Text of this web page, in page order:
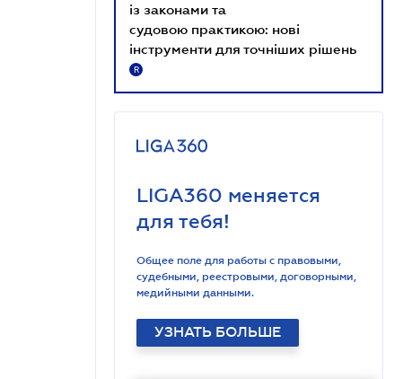
із законами та
судовою практикою: нові
інструменти для точніших рішень
R
LIGA360 меняется
для тебя!
Общее поле для работы с правовыми,
судебными, реестровыми, договорными,
медийными данными.
УЗНАТЬ БОЛЬШЕ